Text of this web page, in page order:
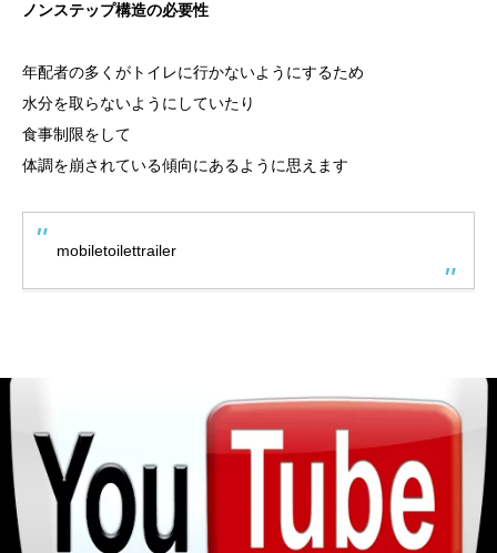
ノンステップ構造の必要性
年配者の多くがトイレに行かないようにするため
水分を取らないようにしていたり
食事制限をして
体調を崩されている傾向にあるように思えます
mobiletoilettrailer